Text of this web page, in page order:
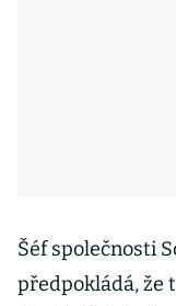
Šéf společnosti
předpokládá, že